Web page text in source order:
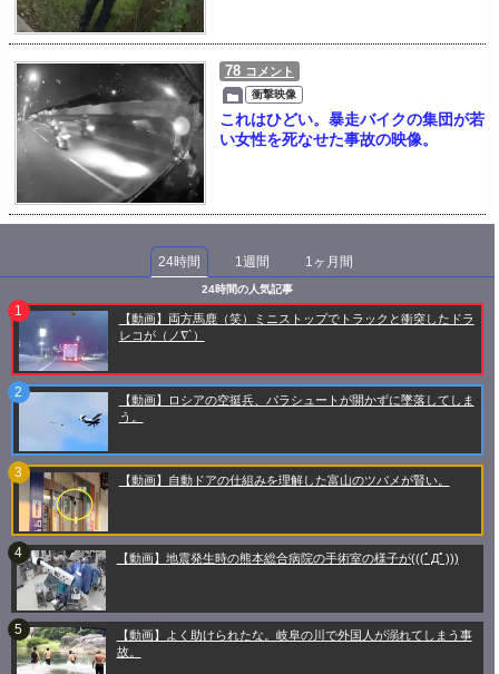
78 コメント
衝撃映像
これはひどい。暴走バイクの集団が若
い女性を死なせた事故の映像。
24時間 1週間 1ヶ月間
24時間の人気記事
【動画】両方馬鹿（笑）ミニストップでトラックと衝突したドラ
レコが（ノ∇`）
【動画】ロシアの空挺兵、パラシュートが開かずに墜落してしま
う。
【動画】自動ドアの仕組みを理解した富山のツバメが賢い。
【動画】地震発生時の熊本総合病院の手術室の様子が(((ﾟДﾟ)))
【動画】よく助けられたな。岐阜の川で外国人が溺れてしまう事
故。